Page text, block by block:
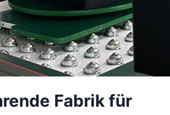
Fabrik für